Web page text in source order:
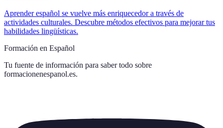
Aprender español se vuelve más enriquecedor a través de
actividades culturales. Descubre métodos efectivos para mejorar tus
habilidades lingüísticas.
Formación en Español
Tu fuente de información para saber todo sobre
formacionenespanol.es.